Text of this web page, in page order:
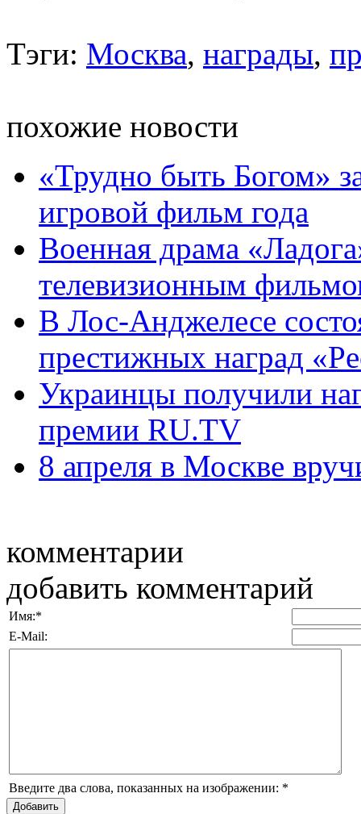
Тэги: Москва, награды,
похожие новости
«Трудно быть Богом»
игровой фильм года
Военная драма
телевизионным
В Лос-Анджелесе
престижных наград
Украинцы получили
премии RU.TV
8 апреля в Москве
комментарии
добавить комментарий
Имя:*
E-Mail:
Введите два слова, показанных на изображении: *